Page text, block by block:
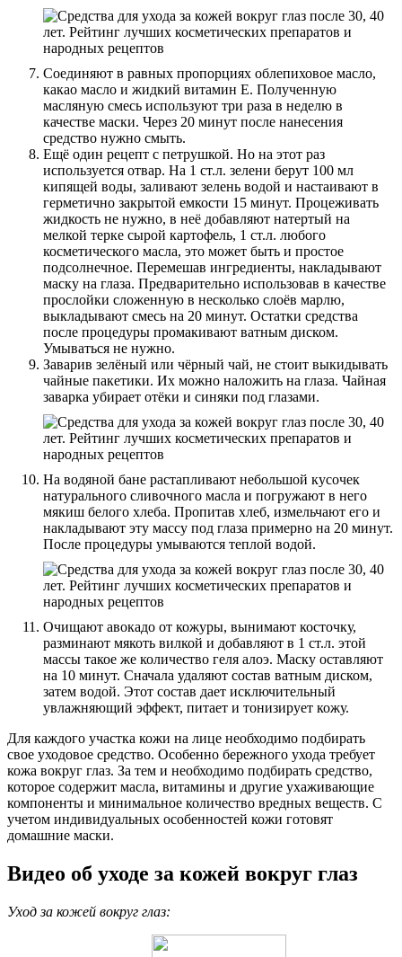
Соединяют в равных пропорциях облепиховое масло,
какао масло и жидкий витамин Е. Полученную
масляную смесь используют три раза в неделю в
качестве маски. Через 20 минут после нанесения
средство нужно смыть.
Ещё один рецепт с петрушкой. Но на этот раз
используется отвар. На 1 ст.л. зелени берут 100 мл
кипящей воды, заливают зелень водой и настаивают в
герметично закрытой емкости 15 минут. Процеживать
жидкость не нужно, в неё добавляют натертый на
мелкой терке сырой картофель, 1 ст.л. любого
косметического масла, это может быть и простое
подсолнечное. Перемешав ингредиенты, накладывают
маску на глаза. Предварительно использовав в качестве
прослойки сложенную в несколько слоёв марлю,
выкладывают смесь на 20 минут. Остатки средства
после процедуры промакивают ватным диском.
Умываться не нужно.
Заварив зелёный или чёрный чай, не стоит выкидывать
чайные пакетики. Их можно наложить на глаза. Чайная
заварка убирает отёки и синяки под глазами.
На водяной бане растапливают небольшой кусочек
натурального сливочного масла и погружают в него
мякиш белого хлеба. Пропитав хлеб, измельчают его и
накладывают эту массу под глаза примерно на 20 минут.
После процедуры умываются теплой водой.
Очищают авокадо от кожуры, вынимают косточку,
разминают мякоть вилкой и добавляют в 1 ст.л. этой
массы такое же количество геля алоэ. Маску оставляют
на 10 минут. Сначала удаляют состав ватным диском,
затем водой. Этот состав дает исключительный
увлажняющий эффект, питает и тонизирует кожу.
Для каждого участка кожи на лице необходимо подбирать
свое уходовое средство. Особенно бережного ухода требует
кожа вокруг глаз. За тем и необходимо подбирать средство,
которое содержит масла, витамины и другие ухаживающие
компоненты и минимальное количество вредных веществ. С
учетом индивидуальных особенностей кожи готовят
домашние маски.
Видео об уходе за кожей вокруг глаз
Уход за кожей вокруг глаз: